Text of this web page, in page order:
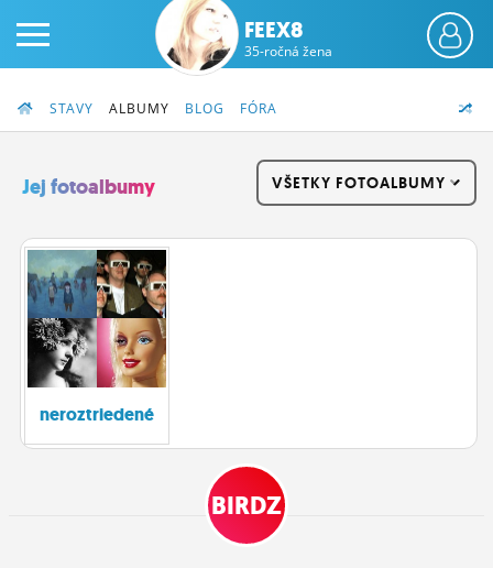
ČINŽIAK
FÓRUM
STATUSY
BLOGY
FEEX8
35-ročná žena
STAVY ALBUMY BLOG FÓRA
Jej fotoalbumy VŠETKY FOTOALBUMY
neroztriedené
BIRDZ